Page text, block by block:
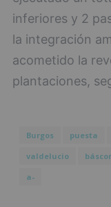
inferiores y 2
la integración
acometido la
plantaciones,
Burgos puesta
valdelucio
a-